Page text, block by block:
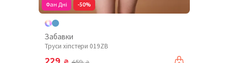
Фан Дні -50%
Забавки
Труси хіпстери 019ZB